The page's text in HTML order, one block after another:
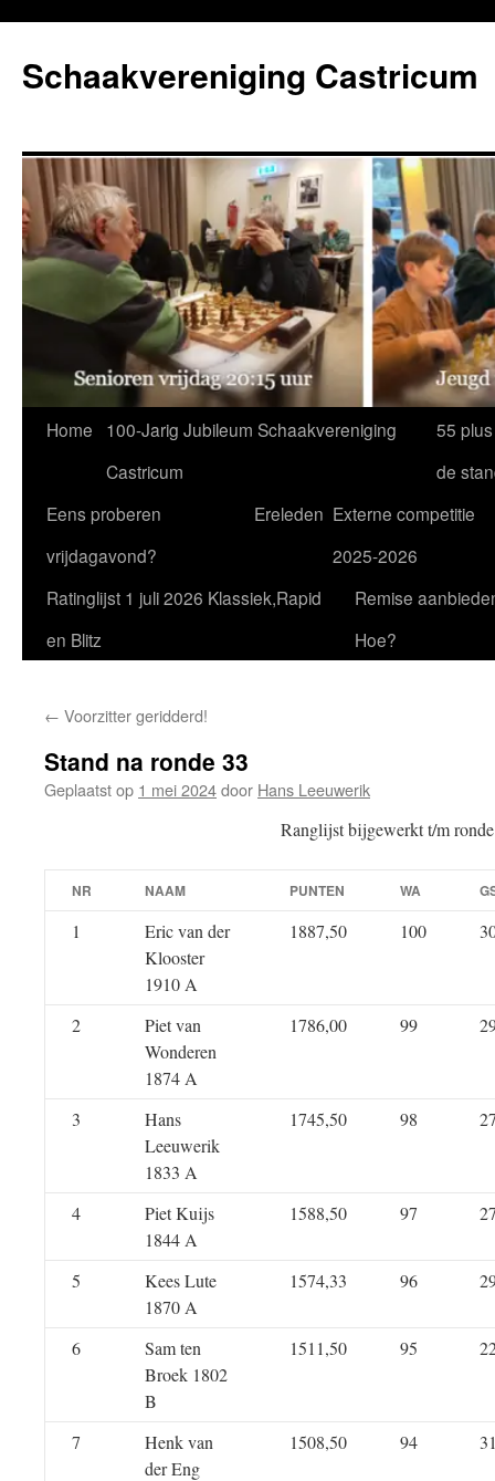
de
inhoud
Schaakvereniging Castricum
Home
100-Jarig Jubileum Schaakvereniging
Castricum
55
de
Eens proberen
vrijdagavond?
Ereleden Externe competitie
2025-2026
Ratinglijst 1 juli 2026 Klassiek,Rapid
en Blitz
Remise
Hoe?
← Voorzitter geridderd!
Stand na ronde 33
Geplaatst op 1 mei 2024door Hans Leeuwerik
Ranglijst bijgewerkt t/m
NR NAAM PUNTEN WA
1
Eric van der
Klooster
1910 A
1887,50 100
2
Piet van
Wonderen
1874 A
1786,00 99
3
Hans
Leeuwerik
1833 A
1745,50 98
4
Piet Kuijs
1844 A
1588,50 97
5
Kees Lute
1870 A
1574,33 96
6
Sam ten
Broek 1802
B
1511,50 95
7
Henk van
der Eng
1508,50 94